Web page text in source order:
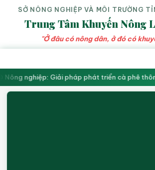
SỞ NÔNG NGHIỆP VÀ MÔI TRƯỜNG
Trung Tâm Khuyến Nông
"Ở đâu có nông dân, ở đó có
Nông nghiệp: Giải pháp phát triển cà phê